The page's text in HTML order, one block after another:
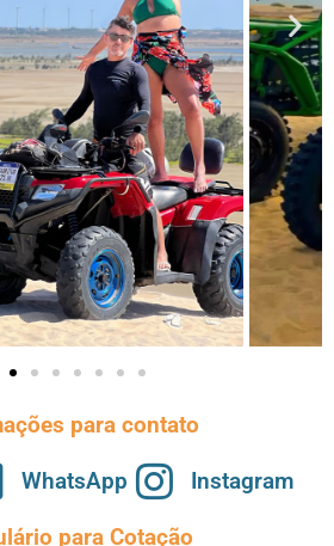
para contato
WhatsApp Instagram
para Cotação